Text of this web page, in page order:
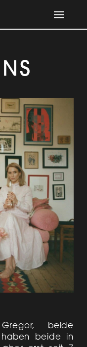
beide
haben beide in